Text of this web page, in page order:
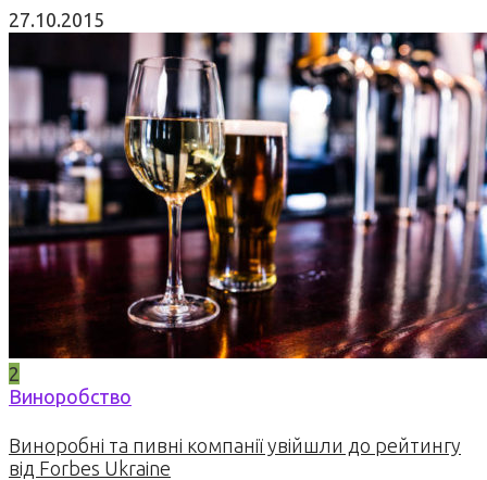
27.10.2015
2
Виноробство
Виноробні та пивні компанії увійшли до рейтингу
від Forbes Ukraine